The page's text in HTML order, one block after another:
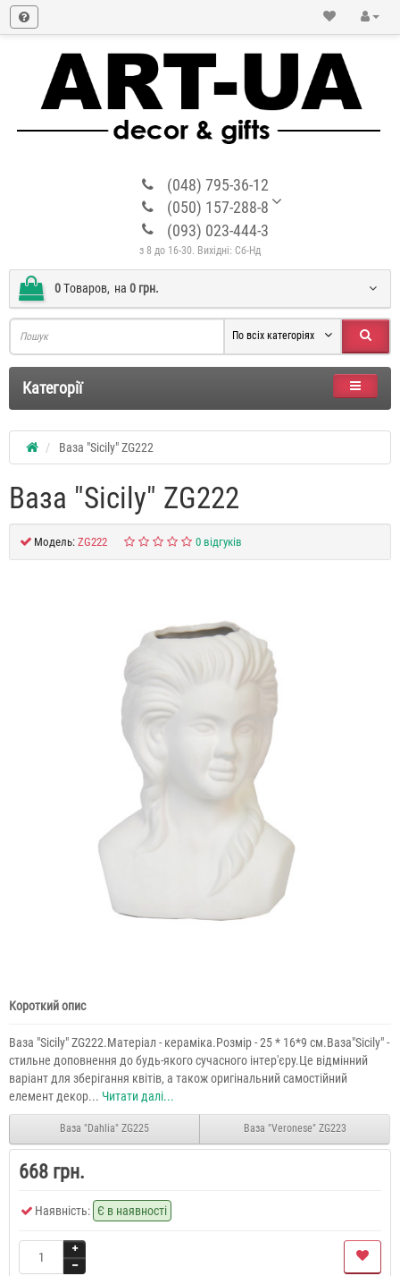
(048) 795-36-12
(050) 157-288-8
(093) 023-444-3
з 8 до 16-30. Вихідні: Сб-Нд
0Tоваров, на 0 грн.
По всіх категоріях
Категорії
Ваза "Sicily" ZG222
Ваза "Sicily" ZG222
Модель: ZG222 0 відгуків
Короткий опис
Ваза "Sicily" ZG222.Матеріал - кераміка.Розмір - 25 * 16*9 см.Ваза"Sicily" -
стильне доповнення до будь-якого сучасного інтер'єру.Це відмінний
варіант для зберігання квітів, а також оригінальний самостійний
елемент декор... Читати далі...
Ваза "Dahlia" ZG225 Ваза "Veronese" ZG223
668 грн.
Наявність: Є в наявності